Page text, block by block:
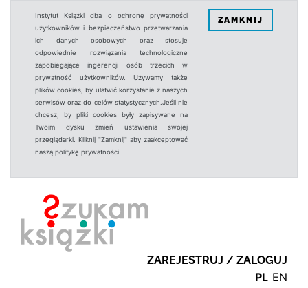
Instytut Książki dba o ochronę prywatności
użytkowników i bezpieczeństwo przetwarzania
ich danych osobowych oraz stosuje
odpowiednie rozwiązania technologiczne
zapobiegające ingerencji osób trzecich w
prywatność użytkowników. Używamy także
plików cookies, by ułatwić korzystanie z naszych
serwisów oraz do celów statystycznych.Jeśli nie
chcesz, by pliki cookies były zapisywane na
Twoim dysku zmień ustawienia swojej
przeglądarki. Kliknij "Zamknij" aby zaakceptować
naszą politykę prywatności.
ZAMKNIJ
ZAREJESTRUJ / ZALOGUJ
PL EN